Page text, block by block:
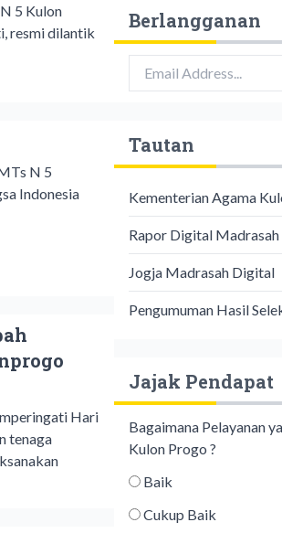
5 Kulon
resmi dilantik
N 5
Indonesia
Hari
tenaga
Berlangganan
Tautan
Kementerian Agama
Rapor Digital Madrasah
Jogja Madrasah Digital
Pengumuman Hasil
Jajak Pendapat
Bagaimana Pelayanan
Kulon Progo ?
Baik
Cukup Baik